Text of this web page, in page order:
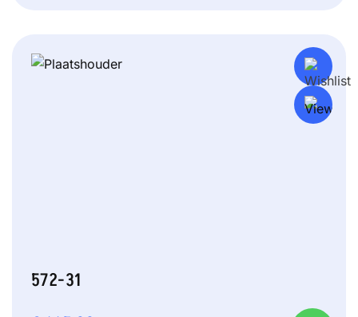
572-31